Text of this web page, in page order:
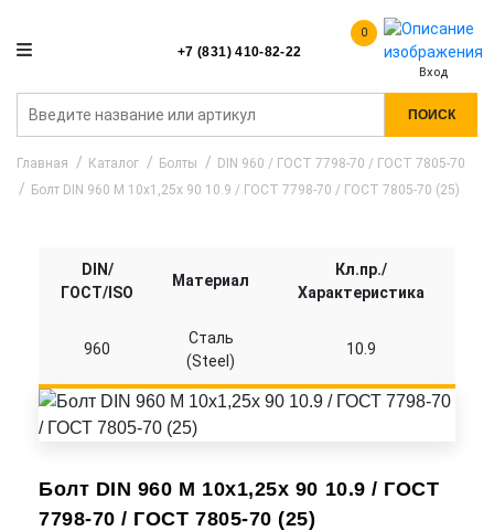
+7 (831) 410-82-22
0
Вход
ПОИСК
Главная Каталог Болты
DIN 960 / ГОСТ 7798-70 / ГОСТ 7805-70
Болт DIN 960 M 10x1,25x 90 10.9 / ГОСТ 7798-70 / ГОСТ 7805-70 (25)
Болт DIN 960 M 10x1,25x 90 10.9 / ГОСТ
7798-70 / ГОСТ 7805-70 (25)
DIN/
ГОСТ/ISO
Материал
Кл.пр./
Характеристика
960
Сталь
(Steel)
10.9